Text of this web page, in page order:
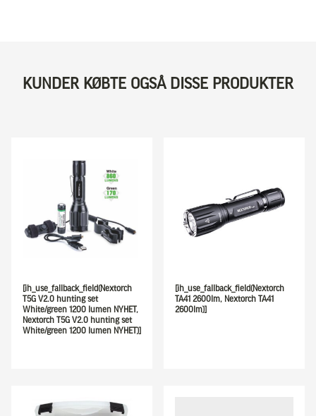
KUNDER KØBTE OGSÅ DISSE PRODUKTER
[ih_use_fallback_field(Nextorch
T5G V2.0 hunting set
White/green 1200 lumen NYHET,
Nextorch T5G V2.0 hunting set
White/green 1200 lumen NYHET)]
[ih_use_fallback_field(Nextorch
TA41 2600lm, Nextorch TA41
2600lm)]